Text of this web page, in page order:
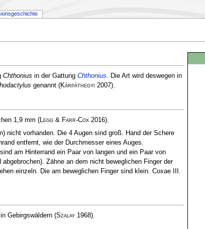
Chthonius in der Gattung Chthonius. Die Art wird deswegen in
genannt (Kárpáthegyi 2007).
1,9 mm (Legg & Farr-Cox2016).
nicht vorhanden. Die 4 Augen sind groß. Hand der Schere
entfernt, wie der Durchmesser eines Auges.
am Hinterrand ein Paar von langen und ein Paar von
Zähne an dem nicht beweglichen Finger der
einzeln. Die am beweglichen Finger sind klein. Coxae III.
Gebirgswäldern (Szalay1968).